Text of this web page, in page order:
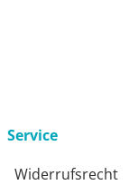
Service
Widerrufsrecht